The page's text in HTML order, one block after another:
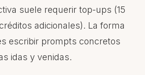
suele requerir top-ups (15
adicionales). La forma
escribir prompts concretos
idas y venidas.